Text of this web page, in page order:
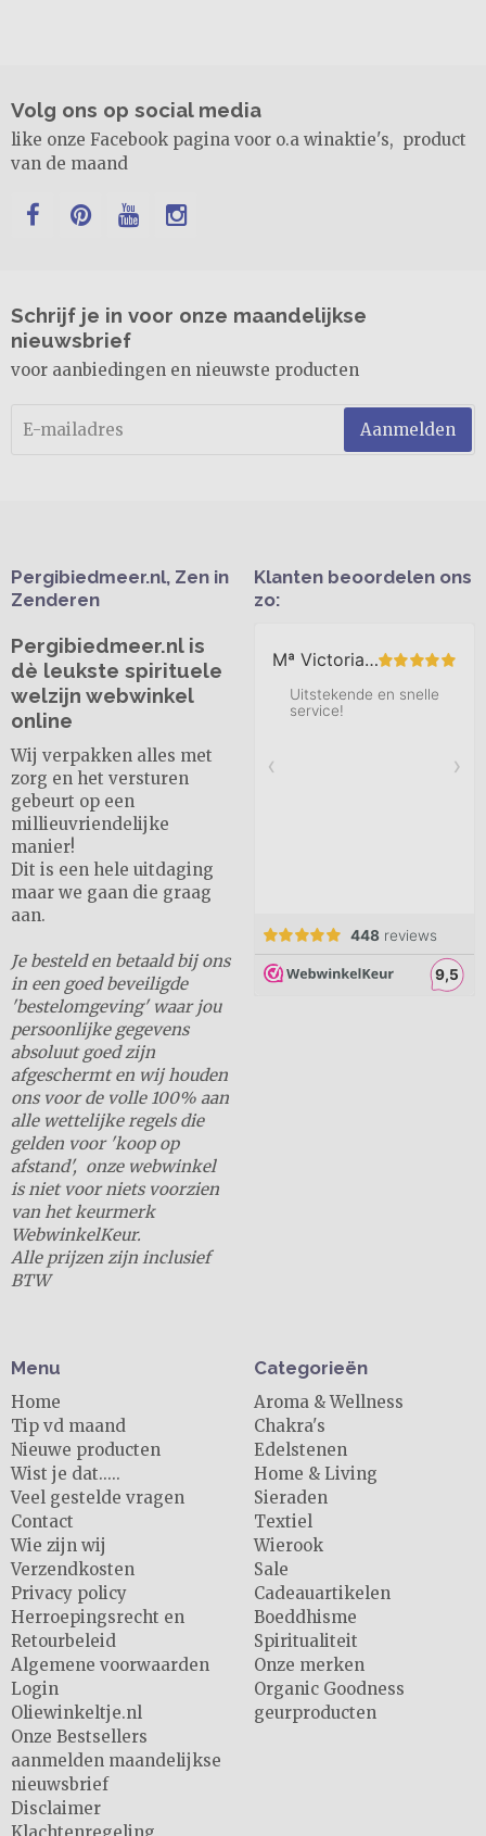
Volg ons op social media
like onze Facebook pagina voor o.a winaktie's, product
van de maand
Schrijf je in voor onze maandelijkse
nieuwsbrief
voor aanbiedingen en nieuwste producten
Aanmelden
Categorieën
Aroma & Wellness
Chakra's
Edelstenen
Home & Living
Sieraden
Textiel
Wierook
Sale
Cadeauartikelen
Boeddhisme
Spiritualiteit
Onze merken
Organic Goodness
geurproducten
Menu
Home
Tip vd maand
Nieuwe producten
Wist je dat.....
Veel gestelde vragen
Contact
Wie zijn wij
Verzendkosten
Privacy policy
Herroepingsrecht en
Retourbeleid
Algemene voorwaarden
Login
Oliewinkeltje.nl
Onze Bestsellers
aanmelden maandelijkse
nieuwsbrief
Disclaimer
Pergibiedmeer.nl, Zen in
Zenderen
Pergibiedmeer.nl is
dè leukste spirituele
welzijn webwinkel
online
Wij verpakken alles met
zorg en het versturen
gebeurt op een
millieuvriendelijke
manier!
Dit is een hele uitdaging
maar we gaan die graag
aan.
Je besteld en betaald bij ons
in een goed beveiligde
'bestelomgeving' waar jou
persoonlijke gegevens
absoluut goed zijn
afgeschermt en wij houden
ons voor de volle 100% aan
alle wettelijke regels die
gelden voor 'koop op
afstand', onze webwinkel
is niet voor niets voorzien
van het keurmerk
WebwinkelKeur.
Alle prijzen zijn inclusief
BTW
Klanten beoordelen ons
zo: